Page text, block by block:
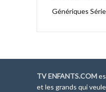
Génériques
TV ENFANTS.COM
et les grands qui